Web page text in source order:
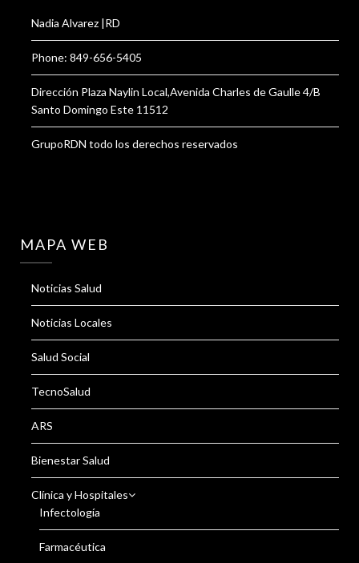
Nadia Alvarez |RD
Phone: 849-656-5405
Dirección Plaza Naylin Local,Avenida Charles de Gaulle 4/B
Santo Domingo Este 11512
GrupoRDN todo los derechos reservados
MAPA WEB
Noticias Salud
Noticias Locales
Salud Social
TecnoSalud
ARS
Bienestar Salud
Clínica y Hospitales
Infectología
Farmacéutica